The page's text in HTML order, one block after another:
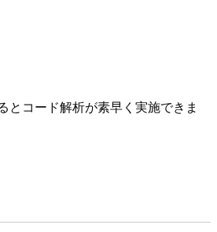
とコード解析が素早く実施できま